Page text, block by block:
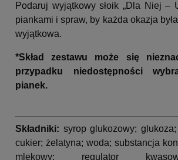
Podaruj wyjątkowy słoik „Dla Niej –
piankami i spraw, by każda okazja
wyjątkowa.
*Skład zestawu może się
przypadku niedostępności
pianek.
Składniki: syrop glukozowy; glukoza;
cukier; żelatyna; woda; substancja
mlekowy; regulator